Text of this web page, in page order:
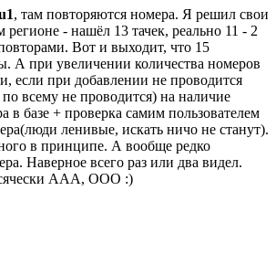
, там повторяются номера. Я решил свои
регионе - нашёл 13 тачек, реально 11 - 2
Вот и выходит, что 15
А при увеличении количества номеров
если при добавлении не проводится
по всему не проводится) на наличие
в базе + проверка самим пользователем
ленивые, искать ничо не станут).
в принципе. А вообще редко
Наверное всего раз или два видел.
ААА, ООО :)